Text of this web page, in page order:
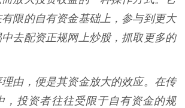
限的自有资金基础上，参与到更大
去配资正规网上炒股，抓取更多的
由，便是其资金放大的效应。在传
，投资者往往受限于自有资金的规